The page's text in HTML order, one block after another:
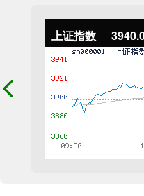
上证指数